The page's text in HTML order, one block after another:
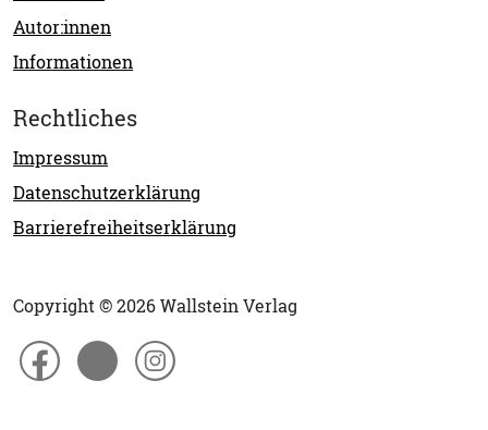
Autor:innen
Informationen
Rechtliches
Impressum
Datenschutzerklärung
Barrierefreiheitserklärung
Copyright © 2026 Wallstein Verlag